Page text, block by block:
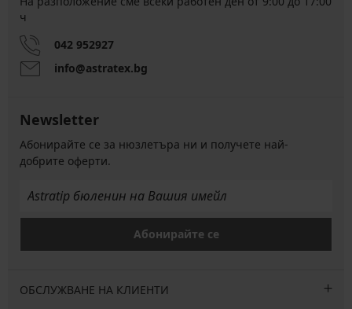
ч
042 952927
info@astratex.bg
Newsletter
Абонирайте се за нюзлетъра ни и получете най-
добрите оферти.
Абонирайте се
ОБСЛУЖВАНЕ НА КЛИЕНТИ